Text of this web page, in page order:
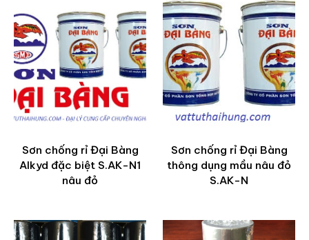
Sơn chống rỉ Đại Bàng
Alkyd đặc biệt S.AK-N1
nâu đỏ
Sơn chống rỉ Đại Bàng
thông dụng mầu nâu đỏ
S.AK-N